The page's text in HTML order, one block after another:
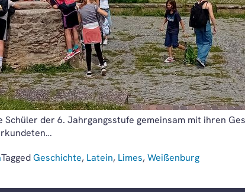
Schüler der 6. Jahrgangsstufe gemeinsam mit ihren
TaggedGeschichte, Latein, Limes, Weißenburg